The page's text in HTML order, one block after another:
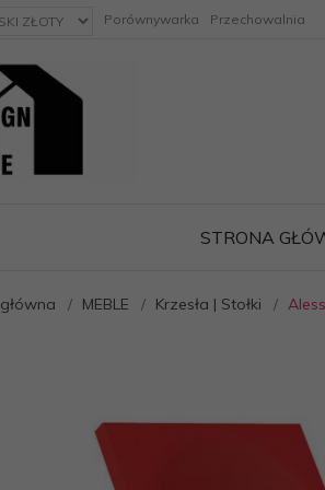
Porównywarka Przechowalnia
STRONA
MEBLE Krzesła | Stołki